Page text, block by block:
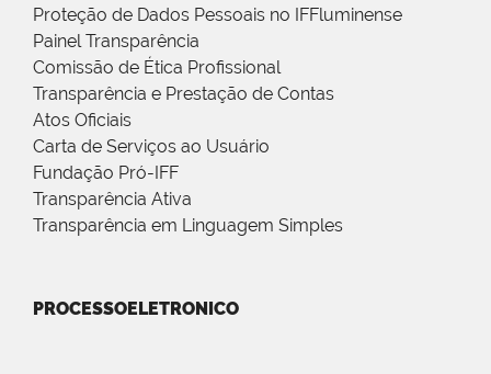
Proteção de Dados Pessoais no IFFluminense
Painel Transparência
Comissão de Ética Profissional
Transparência e Prestação de Contas
Atos Oficiais
Carta de Serviços ao Usuário
Fundação Pró-IFF
Transparência Ativa
Transparência em Linguagem Simples
PROCESSOELETRONICO